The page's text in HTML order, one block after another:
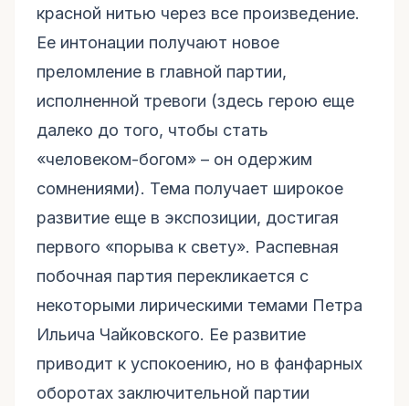
красной нитью через все произведение.
Ее интонации получают новое
преломление в главной партии,
исполненной тревоги (здесь герою еще
далеко до того, чтобы стать
«человеком-богом» – он одержим
сомнениями). Тема получает широкое
развитие еще в экспозиции, достигая
первого «порыва к свету». Распевная
побочная партия перекликается с
некоторыми лирическими темами Петра
Ильича Чайковского. Ее развитие
приводит к успокоению, но в фанфарных
оборотах заключительной партии